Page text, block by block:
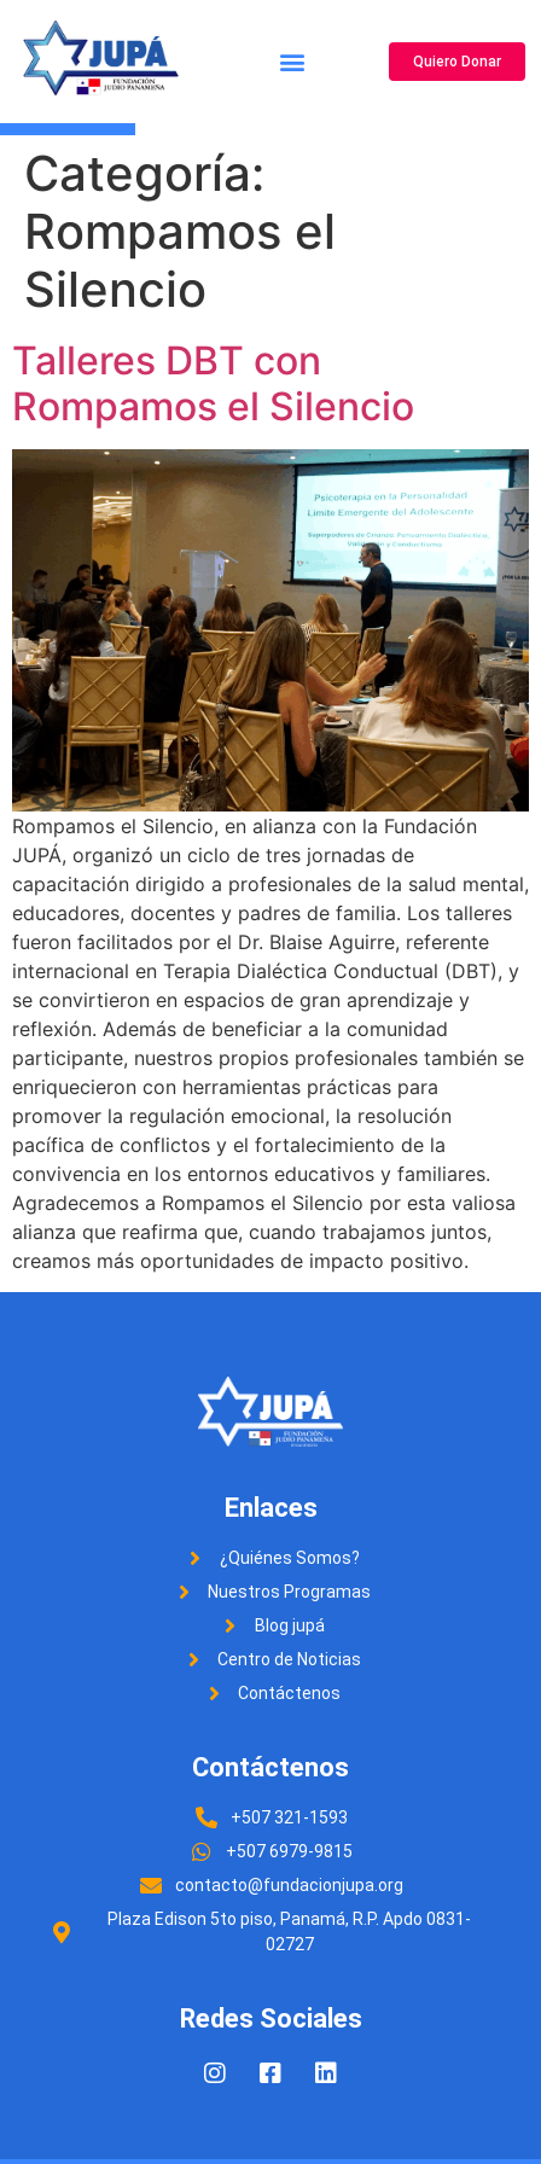
Quiero Donar
Categoría:
Rompamos el
Silencio
Talleres DBT con
Rompamos el Silencio
Rompamos el Silencio, en alianza con la Fundación
JUPÁ, organizó un ciclo de tres jornadas de
capacitación dirigido a profesionales de la salud mental,
educadores, docentes y padres de familia. Los talleres
fueron facilitados por el Dr. Blaise Aguirre, referente
internacional en Terapia Dialéctica Conductual (DBT), y
se convirtieron en espacios de gran aprendizaje y
reflexión. Además de beneficiar a la comunidad
participante, nuestros propios profesionales también se
enriquecieron con herramientas prácticas para
promover la regulación emocional, la resolución
pacífica de conflictos y el fortalecimiento de la
convivencia en los entornos educativos y familiares.
Agradecemos a Rompamos el Silencio por esta valiosa
alianza que reafirma que, cuando trabajamos juntos,
creamos más oportunidades de impacto positivo.
Enlaces
¿Quiénes Somos?
Nuestros Programas
Blog jupá
Centro de Noticias
Contáctenos
Contáctenos
+507 321-1593
+507 6979-9815
contacto@fundacionjupa.org
Plaza Edison 5to piso, Panamá, R.P. Apdo 0831-
02727
Redes Sociales